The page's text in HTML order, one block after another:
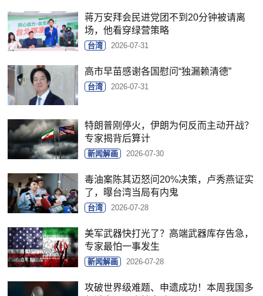
蒋万安拜会民进党团不到20分钟被请离
场，他看穿绿营策略
台湾 2026-07-31
高市早苗感谢各国慰问“独漏赖清德”
台湾 2026-07-31
特朗普刚停火，伊朗为何反而主动开战？
专家揭背后算计
新闻解画 2026-07-30
毒油案陈其迈怒问20%决策，卢秀燕证实
了，曝台湾当局有内鬼
台湾 2026-07-28
美军武器快打光了？高端武器库存告急，
专家最怕一事发生
新闻解画 2026-07-28
攻破世界级难题、申遗成功！本周我国多